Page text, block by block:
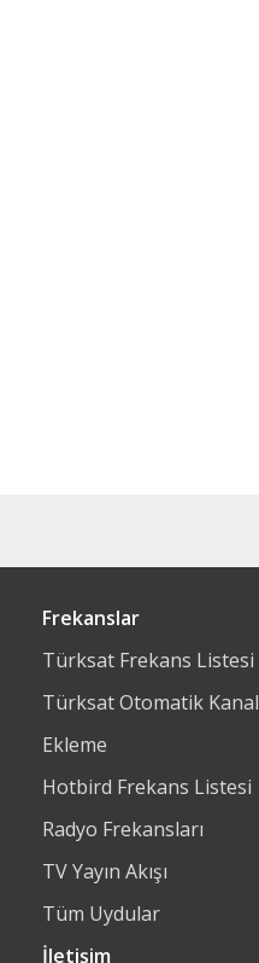
Frekanslar
Türksat Frekans Listesi
Türksat Otomatik Kanal
Ekleme
Hotbird Frekans Listesi
Radyo Frekansları
TV Yayın Akışı
Tüm Uydular
İletişim